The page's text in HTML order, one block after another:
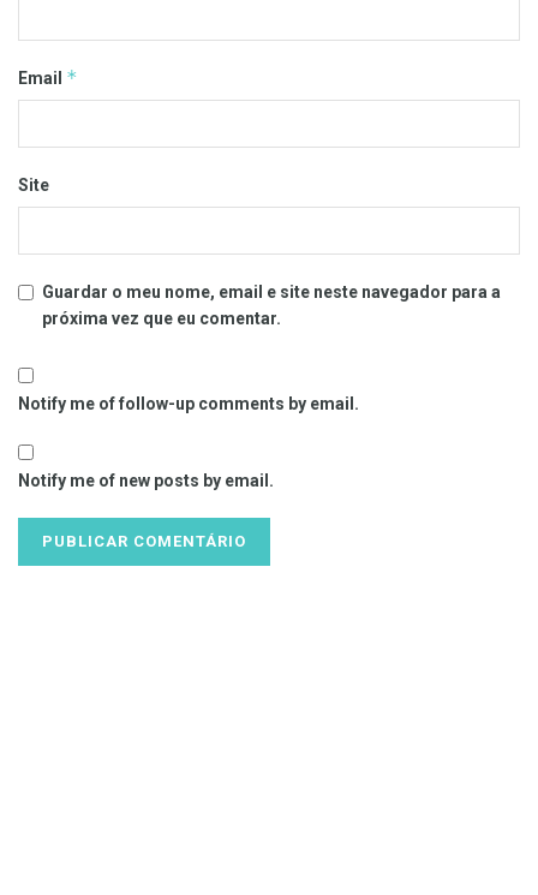
Email *
Site
Guardar o meu nome, email e site neste navegador para a
próxima vez que eu comentar.
Notify me of follow-up comments by email.
Notify me of new posts by email.